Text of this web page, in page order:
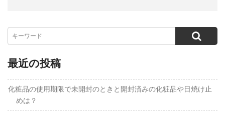
最近の投稿
化粧品の使用期限で未開封のときと開封済みの化粧品や日焼け止
めは？